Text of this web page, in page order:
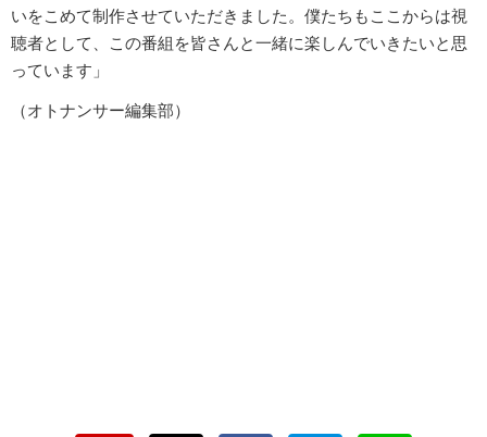
いをこめて制作させていただきました。僕たちもここからは視
聴者として、この番組を皆さんと一緒に楽しんでいきたいと思
っています」
（オトナンサー編集部）